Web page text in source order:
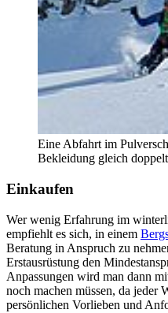
Eine Abfahrt im
Bekleidung gleich
Einkaufen
Wer wenig Erfahrung im
empfiehlt es sich, in einem
Beratung in Anspruch zu
Erstausrüstung den
Anpassungen wird man dann
noch machen müssen, da jeder
persönlichen Vorlieben und